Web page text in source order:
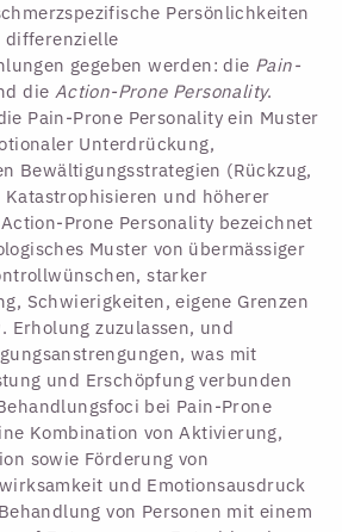
Persönlichkeiten
differenzielle
gegeben werden: die Pain-
die Action-Prone Personality.
Pain-Prone Personality ein Muster
Unterdrückung,
Bewältigungsstrategien (Rückzug,
Katastrophisieren und höherer
Prone Personality bezeichnet
Muster von übermässiger
starker
Schwierigkeiten, eigene Grenzen
Erholung zuzulassen, und
was mit
und Erschöpfung verbunden
bei Pain-Prone
Kombination von Aktivierung,
sowie Förderung von
und Emotionsausdruck
von Personen mit einem